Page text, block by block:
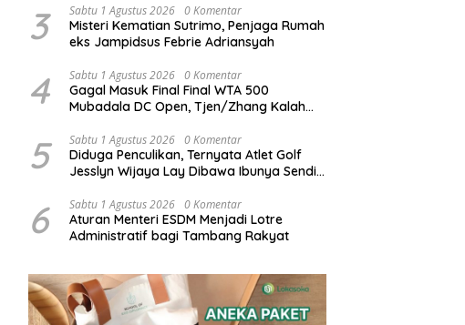
Tidak
3 Sabtu 1 Agustus 2026 0 Komentar
Misteri Kematian Sutrimo, Penjaga Rumah
eks Jampidsus Febrie Adriansyah
4 Sabtu 1 Agustus 2026 0 Komentar
Gagal Masuk Final Final WTA 500
Mubadala DC Open, Tjen/Zhang Kalah
Jumat Malam
5 Sabtu 1 Agustus 2026 0 Komentar
Diduga Penculikan, Ternyata Atlet Golf
Jesslyn Wijaya Lay Dibawa Ibunya Sendiri
6 Sabtu 1 Agustus 2026 0 Komentar
Aturan Menteri ESDM Menjadi Lotre
Administratif bagi Tambang Rakyat